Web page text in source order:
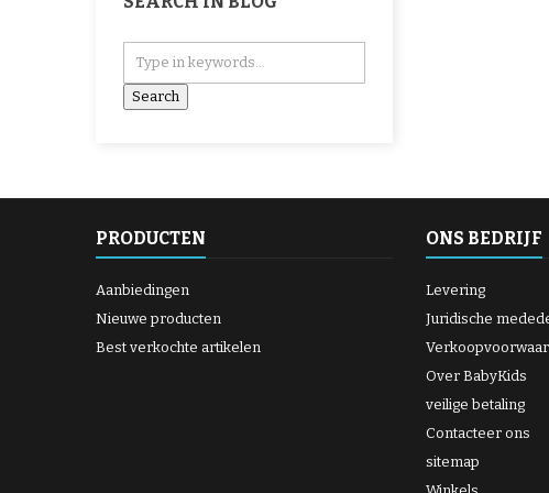
PRODUCTEN
Aanbiedingen
Nieuwe producten
Best verkochte artikelen
ONS BEDRIJF
Levering
Juridische
Over BabyKids
veilige betaling
Contacteer ons
sitemap